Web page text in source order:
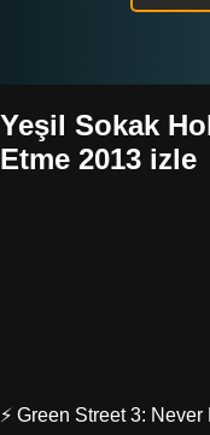
Yeşil Sokak
Etme 2013 izle
⚡ Green Street 3: